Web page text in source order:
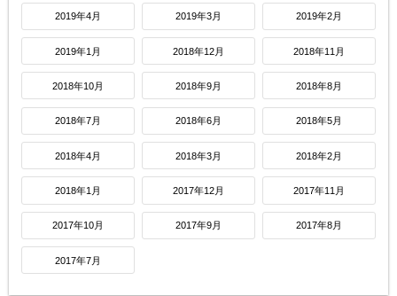
2019年4月 2019年3月 2019年2月
2019年1月 2018年12月 2018年11月
2018年10月 2018年9月 2018年8月
2018年7月 2018年6月 2018年5月
2018年4月 2018年3月 2018年2月
2018年1月 2017年12月 2017年11月
2017年10月 2017年9月 2017年8月
2017年7月